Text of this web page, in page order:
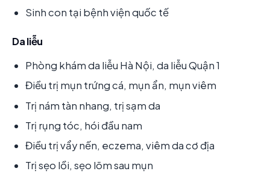
Sinh con tại bệnh viện quốc tế
Da liễu
Phòng khám da liễu Hà Nội, da liễu Quận 1
Điều trị mụn trứng cá, mụn ẩn, mụn viêm
Trị nám tàn nhang, trị sạm da
Trị rụng tóc, hói đầu nam
Điều trị vẩy nến, eczema, viêm da cơ địa
Trị sẹo lồi, sẹo lõm sau mụn